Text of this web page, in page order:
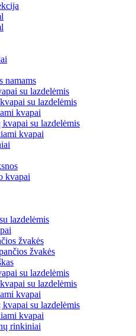
namams
su lazdelėmis
su lazdelėmis
kvapai
kvapai su lazdelėmis
kvapai
kvapai
lazdelėmis
žvakės
žvakės
su lazdelėmis
su lazdelėmis
kvapai
kvapai su lazdelėmis
kvapai
rinkiniai